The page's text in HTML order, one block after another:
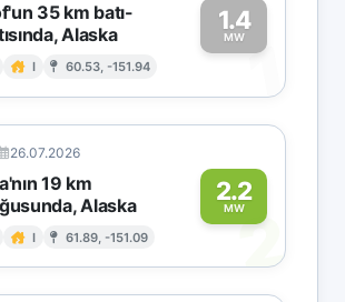
35 km batı-
Alaska
I 60.53, -151.94
1.4
MW1
26.07.2026
19 km
Alaska
I 61.89, -151.09
2.2
MW2